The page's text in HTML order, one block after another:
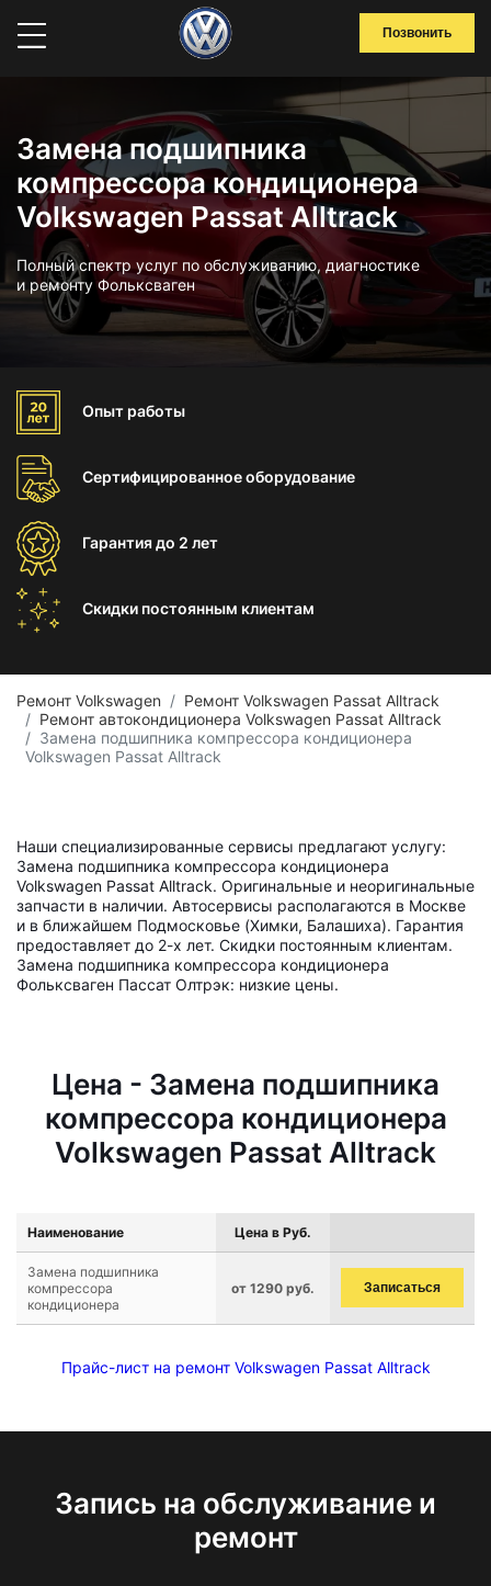
Позвонить
Замена подшипника
компрессора кондиционера
Volkswagen Passat Alltrack
Полный спектр услуг по обслуживанию, диагностике
и ремонту Фольксваген
Опыт работы
Сертифицированноеоборудование
Гарантиядо 2 лет
Скидки постоянным клиентам
Ремонт Volkswagen
Ремонт Volkswagen Passat Alltrack
Ремонт автокондиционера Volkswagen Passat Alltrack
Замена подшипника компрессора кондиционера
Volkswagen Passat Alltrack
Наши специализированные сервисы предлагают услугу:
Замена подшипника компрессора кондиционера
Volkswagen Passat Alltrack. Оригинальные и неоригинальные
запчасти в наличии. Автосервисы располагаются в Москве
и в ближайшем Подмосковье (Химки, Балашиха). Гарантия
предоставляет до 2-х лет. Скидки постоянным клиентам.
Замена подшипника компрессора кондиционера
Фольксваген Пассат Олтрэк: низкие цены.
Цена - Замена подшипника
компрессора кондиционера
Volkswagen Passat Alltrack
Наименование Цена в Руб.
Замена подшипника
компрессора
кондиционера
от 1290 руб. Записаться
Прайс-лист на ремонт Volkswagen Passat Alltrack
Запись на обслуживание и
ремонт